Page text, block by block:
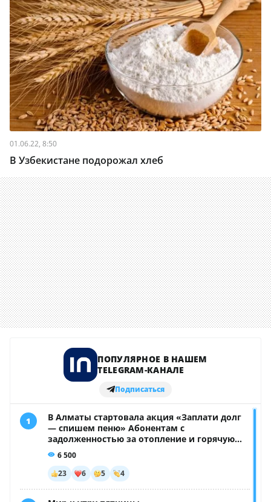
01.06.22, 8:50
В Узбекистане подорожал хлеб